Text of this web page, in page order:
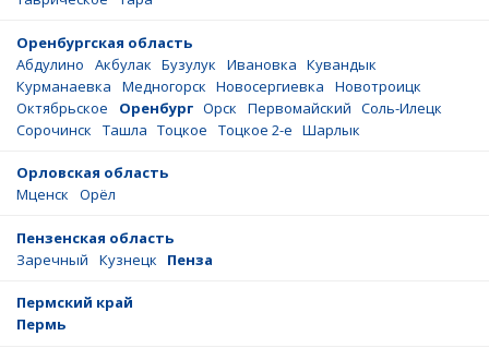
Оренбургская область
Абдулино
Акбулак Бузулук Ивановка Кувандык
Курманаевка
Медногорск Новосергиевка
Новотроицк
Октябрьское
Оренбург Орск Первомайский Соль-Илецк
Сорочинск
Ташла Тоцкое Тоцкое 2-е Шарлык
Орловская область
Мценск
Орёл
Пензенская область
Заречный
Кузнецк Пенза
Пермский край
Пермь